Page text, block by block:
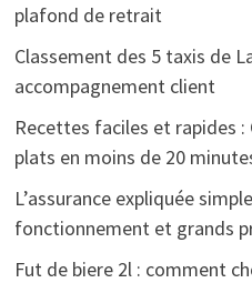
plafond de retrait
Classement des 5 taxis de
accompagnement client
Recettes faciles et rapides
plats en moins de 20
L’assurance expliquée
fonctionnement et grands
Fut de biere 2l : comment